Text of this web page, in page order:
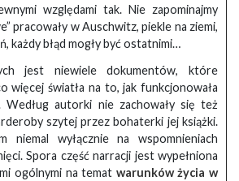
względami tak. Nie zapominajmy
pracowały w Auschwitz, piekle na ziemi,
każdy błąd mogły być ostatnimi…
jest niewiele dokumentów, które
więcej światła na to, jak funkcjonowała
Według autorki nie zachowały się też
szytej przez bohaterki jej książki.
niemal wyłącznie na wspomnieniach
Spora część narracji jest wypełniona
ogólnymi na temat warunków życia w